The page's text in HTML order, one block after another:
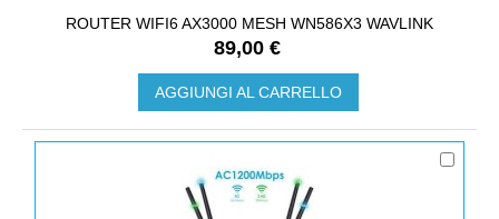
ROUTER WIFI6 AX3000 MESH WN586X3 WAVLINK
89,00 €
AGGIUNGI AL CARRELLO